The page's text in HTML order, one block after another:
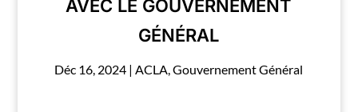
AVEC LE GOUVERNEMENT
GÉNÉRAL
Déc 16, 2024 |ACLA,Gouvernement Général